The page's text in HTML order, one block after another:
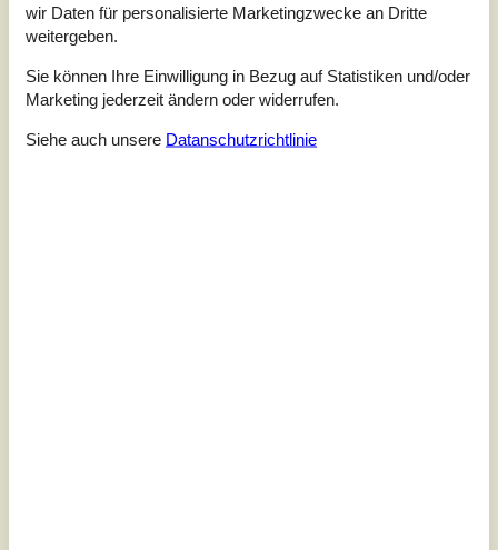
Stilvolles Ferienhaus mit Wellness
in Blokhus
Lyngbakkevej - 9492 - Blokhus
13 Personen Objekt Nr.:088-BL1777
wir Daten für personalisierte Marketingzwecke an Dritte
weitergeben.
Sie können Ihre Einwilligung in Bezug auf Statistiken und/oder
Marketing jederzeit ändern oder widerrufen.
Siehe auch unsere Datanschutzrichtlinie